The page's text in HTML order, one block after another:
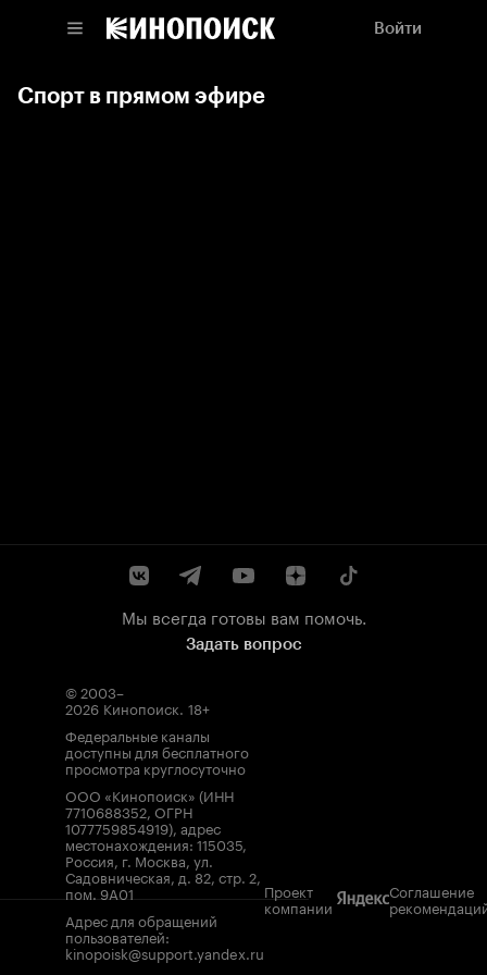
Войти
Спорт в прямом эфире
Мы всегда готовы вам помочь.
Задать вопрос
© 2003–
2026 Кинопоиск. 18+
Федеральные каналы
доступны для бесплатного
просмотра круглосуточно
ООО «Кинопоиск» (ИНН
7710688352, ОГРН
1077759854919), адрес
местонахождения: 115035,
Россия, г. Москва, ул.
Садовническая, д. 82, стр. 2,
пом. 9А01
Адрес для обращений
пользователей:
kinopoisk@support.yandex.ru
Проект
компании
Соглашение